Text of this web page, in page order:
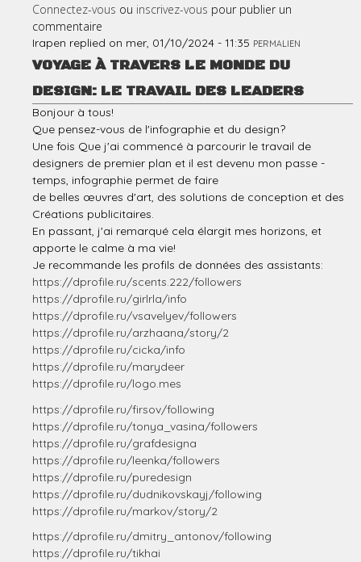
Connectez-vous ou inscrivez-vous pour publier un
commentaire
Irapen replied on mer, 01/10/2024 - 11:35 PERMALIEN
VOYAGE À TRAVERS LE MONDE DU
DESIGN: LE TRAVAIL DES LEADERS
Bonjour à tous!
Que pensez-vous de l'infographie et du design?
Une fois Que j'ai commencé à parcourir le travail de
designers de premier plan et il est devenu mon passe -
temps, infographie permet de faire
de belles œuvres d'art, des solutions de conception et des
Créations publicitaires.
En passant, j'ai remarqué cela élargit mes horizons, et
apporte le calme à ma vie!
Je recommande les profils de données des assistants:
https://dprofile.ru/scents.222/followers
https://dprofile.ru/girlrla/info
https://dprofile.ru/vsavelyev/followers
https://dprofile.ru/arzhaana/story/2
https://dprofile.ru/cicka/info
https://dprofile.ru/marydeer
https://dprofile.ru/logo.mes
https://dprofile.ru/firsov/following
https://dprofile.ru/tonya_vasina/followers
https://dprofile.ru/grafdesigna
https://dprofile.ru/leenka/followers
https://dprofile.ru/puredesign
https://dprofile.ru/dudnikovskayj/following
https://dprofile.ru/markov/story/2
https://dprofile.ru/dmitry_antonov/following
https://dprofile.ru/tikhai